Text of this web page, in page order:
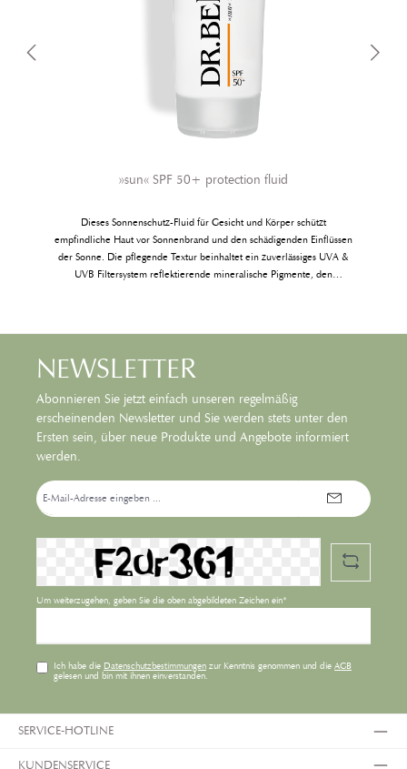
»sun« SPF 50+ protection fluid
Dieses Sonnenschutz-Fluid für Gesicht und Körper schützt
empfindliche Haut vor Sonnenbrand und den schädigenden Einflüssen
der Sonne. Die pflegende Textur beinhaltet ein zuverlässiges UVA &
UVB Filtersystem reflektierende mineralische Pigmente, den
Mikroplastik und Nanopartikeln. Wenn Sie die Sonne aus
medizinischen Gründen meiden sollten, bietet Ihnen das SPF 50+
fluid maximalen Schutz. Verwenden Sie SPF 50+ für Kinder und für
die empfindlichen Hautpartien wie Gesicht, Schultern und Dekolleté.
korallenfreundliche Rezepturen nach Hawaii Standard, ohne
Octinoxat und Oxybenzon Clean-up Kooperation für das Rote Meer
mit Healthy Seas® frei von Mikroplastik und Nanopartikeln
NEWSLETTER
Abonnieren Sie jetzt einfach unseren regelmäßig
erscheinenden Newsletter und Sie werden stets unter den
Ersten sein, über neue Produkte und Angebote informiert
werden.
E-
Mail-
Adresse*
Um weiterzugehen, geben Sie die oben abgebildeten Zeichen ein*
Ich habe die Datenschutzbestimmungenzur Kenntnis genommen und die AGB
gelesen und bin mit ihnen einverstanden.
SERVICE-HOTLINE
KUNDENSERVICE